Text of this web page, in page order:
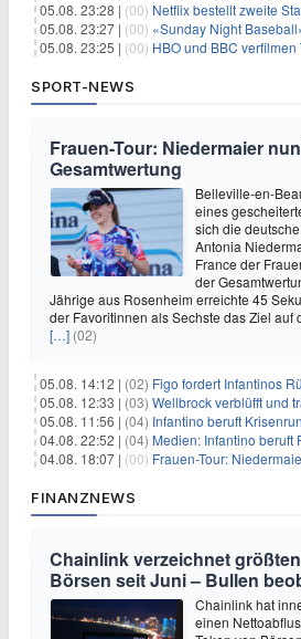
05.08. 23:28 | (00) Netflix bestellt zweite
05.08. 23:27 | (00) «Sunday Night Baseball»
05.08. 23:25 | (00) HBO und BBC
SPORT-NEWS
Frauen-Tour: Niedermaier
Gesamtwertung
Belleville-en-
eines
sich die
Antonia
France der
der
Jährige aus Rosenheim erreichte 45
der Favoritinnen als Sechste das Ziel auf
[…] (02)
05.08. 14:12 | (02) Figo fordert Infantinos
05.08. 12:33 | (03) Wellbrock verblüfft und
05.08. 11:56 | (04) Infantino beruft Krisenrunde
04.08. 22:52 | (04) Medien: Infantino beruft
04.08. 18:07 | (00) Frauen-Tour: Niedermaier
FINANZNEWS
Chainlink verzeichnet
Börsen seit Juni – Bullen
Chainlink hat
einen